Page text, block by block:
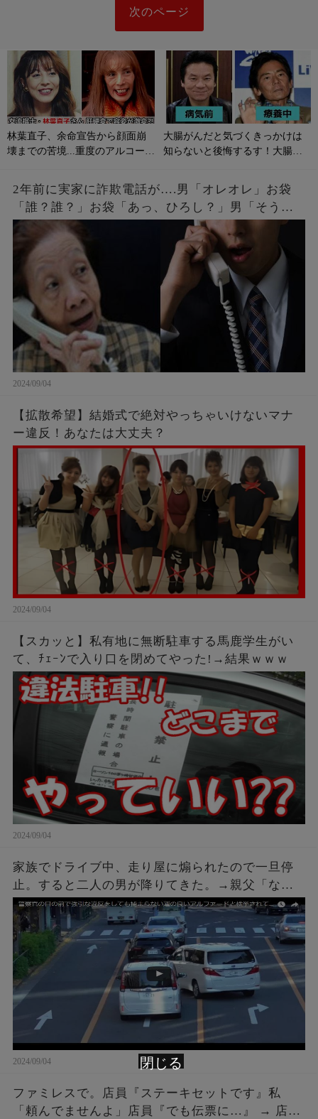
次のページ
林葉直子、余命宣告から顔面崩
壊までの苦境...重度のアルコール
大腸がんだと気づくきっかけは
知らないと後悔するす！大腸が
2年前に実家に詐欺電話が….男「オレオレ」お袋
「誰？誰？」お袋「あっ、ひろし？」男「そうだ
よ母さん、ひろしだよ」母の驚愕な破壊力のある
返しとはw
2024/09/04
【拡散希望】結婚式で絶対やっちゃいけないマナ
ー違反！あなたは大丈夫？
2024/09/04
【スカッと】私有地に無断駐車する馬鹿学生がい
て、ﾁｪｰﾝで入り口を閉めてやった!→結果ｗｗｗ
2024/09/04
家族でドライブ中、走り屋に煽られたので一旦停
止。すると二人の男が降りてきた。→親父「なん
や、なんかあったんかい？」こちらも車を降りて
話しかけに行った結果ｗｗｗ
2024/09/04
ファミレスで。店員『ステーキセットです』私
「頼んでませんよ」店員『でも伝票に…』 → 店員
閉じる